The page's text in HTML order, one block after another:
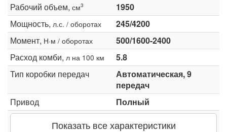
Рабочий объем, см3
1950
Мощность, л.с. / оборотах
245/4200
Момент, Н·м / оборотах
500/1600-2400
Расход комби, л на 100 км
5.8
Тип коробки передач
Автоматическая, 9
передач
Привод
Полный
Показать все характеристики